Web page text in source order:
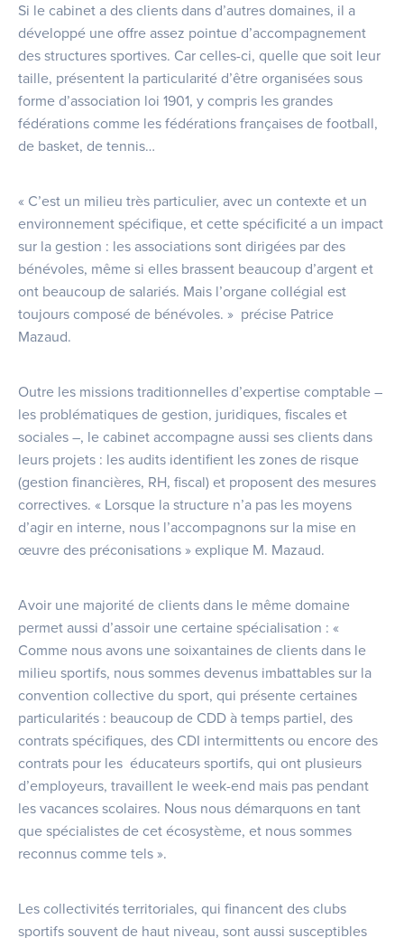
Si le cabinet a des clients dans d’autres domaines, il a
développé une offre assez pointue d’accompagnement
des structures sportives. Car celles-ci, quelle que soit leur
taille, présentent la particularité d’être organisées sous
forme d’association loi 1901, y compris les grandes
fédérations comme les fédérations françaises de football,
de basket, de tennis…
« C’est un milieu très particulier, avec un contexte et un
environnement spécifique, et cette spécificité a un impact
sur la gestion : les associations sont dirigées par des
bénévoles, même si elles brassent beaucoup d’argent et
ont beaucoup de salariés. Mais l’organe collégial est
toujours composé de bénévoles. » précise Patrice
Mazaud.
Outre les missions traditionnelles d’expertise comptable –
les problématiques de gestion, juridiques, fiscales et
sociales –, le cabinet accompagne aussi ses clients dans
leurs projets : les audits identifient les zones de risque
(gestion financières, RH, fiscal) et proposent des mesures
correctives. « Lorsque la structure n’a pas les moyens
d’agir en interne, nous l’accompagnons sur la mise en
œuvre des préconisations » explique M. Mazaud.
Avoir une majorité de clients dans le même domaine
permet aussi d’assoir une certaine spécialisation : «
Comme nous avons une soixantaines de clients dans le
milieu sportifs, nous sommes devenus imbattables sur la
convention collective du sport, qui présente certaines
particularités : beaucoup de CDD à temps partiel, des
contrats spécifiques, des CDI intermittents ou encore des
contrats pour les éducateurs sportifs, qui ont plusieurs
d’employeurs, travaillent le week-end mais pas pendant
les vacances scolaires. Nous nous démarquons en tant
que spécialistes de cet écosystème, et nous sommes
reconnus comme tels ».
Les collectivités territoriales, qui financent des clubs
sportifs souvent de haut niveau, sont aussi susceptibles